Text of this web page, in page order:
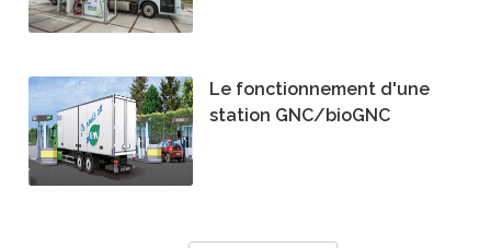
Le fonctionnement d'une
station GNC/bioGNC